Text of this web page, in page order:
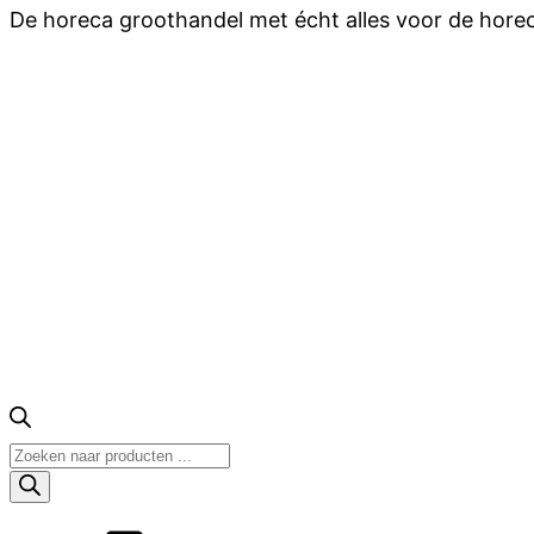
De horeca groothandel met écht alles voor de
Producten
zoeken